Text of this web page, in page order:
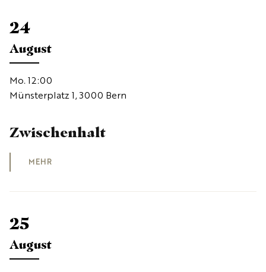
24
August
Mo. 12:00
Münsterplatz 1, 3000 Bern
Zwischenhalt
MEHR
25
August